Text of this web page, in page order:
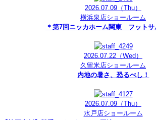
2026.07.09 （Thu）
横浜泉店ショールーム
＊第7回ニッカホーム関東 フットサ
2026.07.22 （Wed）
久留米店ショールーム
内地の暑さ、恐るべし！
2026.07.09 （Thu）
水戸店ショールーム